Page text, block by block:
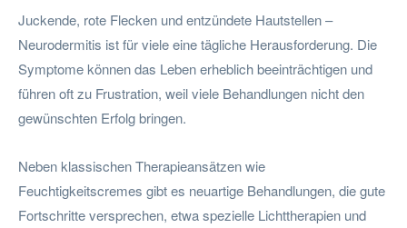
Juckende, rote Flecken und entzündete Hautstellen –
Neurodermitis ist für viele eine tägliche Herausforderung. Die
Symptome können das Leben erheblich beeinträchtigen und
führen oft zu Frustration, weil viele Behandlungen nicht den
gewünschten Erfolg bringen.
Neben klassischen Therapieansätzen wie
Feuchtigkeitscremes gibt es neuartige Behandlungen, die gute
Fortschritte versprechen, etwa spezielle Lichttherapien und